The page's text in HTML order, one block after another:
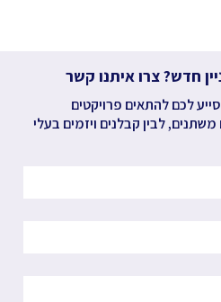
חדש? צרו איתנו קשר
לכם להתאים פרויקטים
משתנים, לבין קבלנים ויזמים בעלי